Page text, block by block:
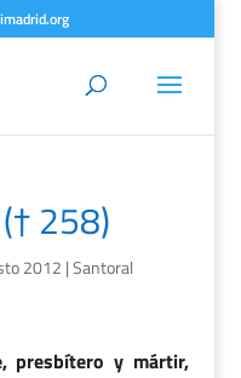
258)
2012 |Santoral
presbítero y mártir,